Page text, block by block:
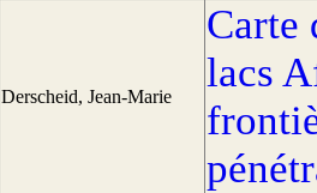
Derscheid, Jean-Marie
Carte
lacs